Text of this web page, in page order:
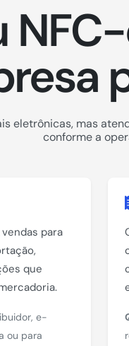
eletrônicas, mas
conforme a
para
que
e-
ou para